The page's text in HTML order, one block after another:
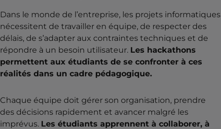
Dans le monde de l’entreprise, les projets informatiques
nécessitent de travailler en équipe, de respecter des
délais, de s’adapter aux contraintes techniques et de
répondre à un besoin utilisateur. Les hackathons
permettent aux étudiants de se confronter à ces
réalités dans un cadre pédagogique.
Chaque équipe doit gérer son organisation, prendre
des décisions rapidement et avancer malgré les
imprévus. Les étudiants apprennent à collaborer, à